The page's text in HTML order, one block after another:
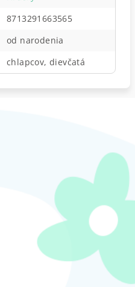
8713291663565
od narodenia
chlapcov, dievčatá